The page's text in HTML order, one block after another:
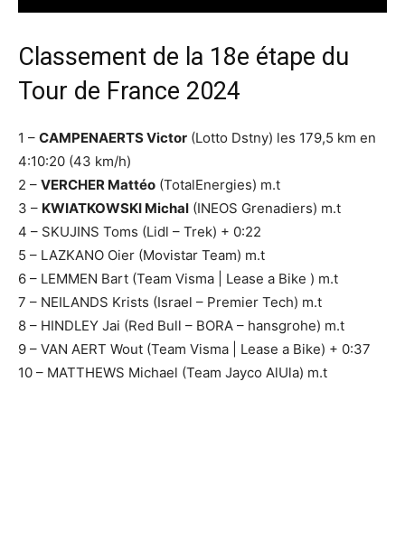
Classement de la 18e étape du
Tour de France 2024
1 – CAMPENAERTS Victor (Lotto Dstny) les 179,5 km en
4:10:20 (43 km/h)
2 – VERCHER Mattéo (TotalEnergies) m.t
3 – KWIATKOWSKI Michal (INEOS Grenadiers) m.t
4 – SKUJINS Toms (Lidl – Trek) + 0:22
5 – LAZKANO Oier (Movistar Team) m.t
6 – LEMMEN Bart (Team Visma | Lease a Bike ) m.t
7 – NEILANDS Krists (Israel – Premier Tech) m.t
8 – HINDLEY Jai (Red Bull – BORA – hansgrohe) m.t
9 – VAN AERT Wout (Team Visma | Lease a Bike) + 0:37
10 – MATTHEWS Michael (Team Jayco AlUla) m.t